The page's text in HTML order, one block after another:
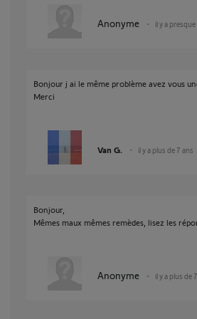
Anonyme il y a presque
Bonjour j ai le même problème avez vous
Merci
Van G. il y a plus de 7 ans
Bonjour,
Mêmes maux mêmes remèdes, lisez les
Anonyme il y a plus de